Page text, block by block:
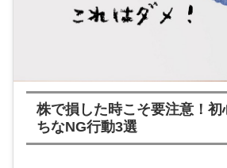
株で損した時こそ要注意！初
ちなNG行動3選